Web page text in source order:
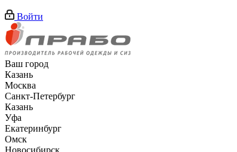
Войти
Ваш город
Казань
Москва
Санкт-Петербург
Казань
Уфа
Екатеринбург
Омск
Новосибирск